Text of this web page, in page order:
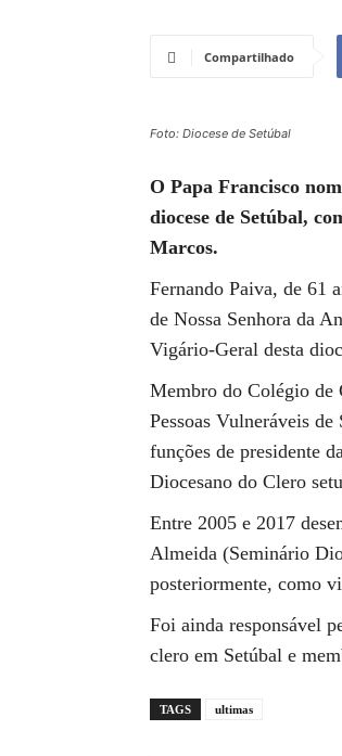
Compartilhado
Foto: Diocese de Setúbal
O Papa Francisco
diocese de Setúbal,
Marcos.
Fernando Paiva, de 61
de Nossa Senhora da
Vigário-Geral desta
Membro do Colégio de
Pessoas Vulneráveis
funções de presidente
Diocesano do Clero
Entre 2005 e 2017
Almeida (Seminário
posteriormente, como
Foi ainda responsável
clero em Setúbal e
TAGS ultimas